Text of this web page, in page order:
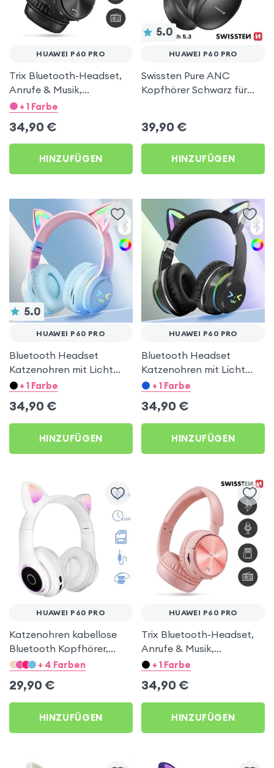
HUAWEI P60 PRO
Trix Bluetooth-Headset,
Anrufe & Musik,
Integrierter FM-Tuner /
Swissten – Schwarz für
Huawei P60 Pro
+ 1 Farbe
34,90 €
HINZUFÜGEN
5.0
HUAWEI P60 PRO
Swissten Pure ANC
Kopfhörer Schwarz für
39,90 €
HINZUFÜGEN
5.0
HUAWEI P60 PRO
Bluetooth Headset
Katzenohren mit Licht
Blau für Huawei P60 Pro
+ 1 Farbe
34,90 €
HINZUFÜGEN
HUAWEI P60 PRO
Bluetooth Headset
Katzenohren mit Licht
Schwarz für Huawei P60
+ 1 Farbe
34,90 €
HINZUFÜGEN
HUAWEI P60 PRO
Katzenohren kabellose
Bluetooth Kopfhörer,
Kitty Headset – Weiß für
+ 4 Farben
29,90 €
HINZUFÜGEN
HUAWEI P60 PRO
Trix Bluetooth-Headset,
Anrufe & Musik,
Integrierter FM-Tuner /
Swissten – Rosa für
Huawei P60 Pro
+ 1 Farbe
34,90 €
HINZUFÜGEN